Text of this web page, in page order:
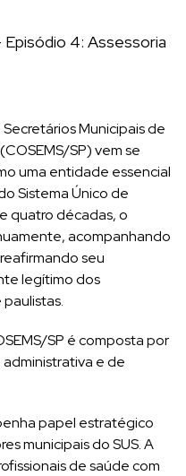
Municipais de
SP) vem se
uma entidade essencial
Sistema Único de
quatro décadas, o
acompanhando
seu
legítimo dos
SP é composta por
e de
papel estratégico
municipais do SUS. A
de saúde com